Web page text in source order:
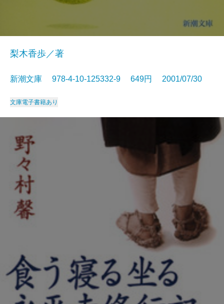
梨木香歩／著
新潮文庫 978-4-10-125332-9 649円 2001/07/30
文庫電子書籍あり